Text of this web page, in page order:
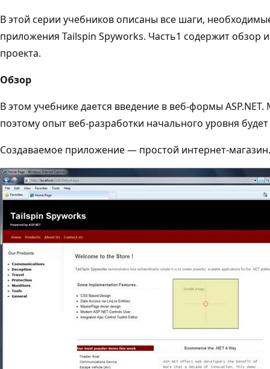
В этой серии учебников описаны все шаги,
приложения Tailspin Spyworks. Часть1 содержит обзор
проекта.
Обзор
В этом учебнике дается введение в веб-формы
поэтому опыт веб-разработки начального уровня
Создаваемое приложение — простой интернет-магазин.